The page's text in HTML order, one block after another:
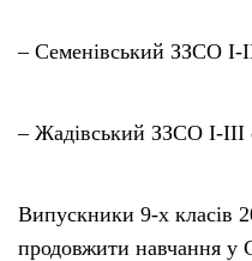
– Семенівський ЗЗСО І-
– Жадівський ЗЗСО І-
Випускники 9-х класів
продовжити навчання у